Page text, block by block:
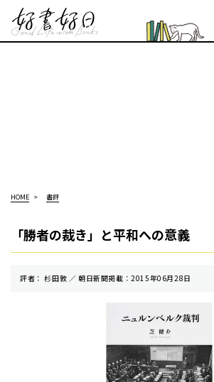
HOME 書評
「勝者の裁き」と平和への意義
評者： 杉田敦 ／ 朝⽇新聞掲載：2015年06月28日